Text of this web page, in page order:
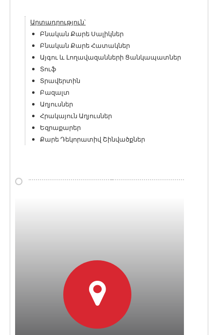
Արտադրություն՝
Բնական Քարե Սալիկներ
Բնական Քարե Հատակներ
Այգու և Լողավազանների Ցանկապատներ
Տուֆ
Տրավերտին
Բազալտ
Աղյուսներ
Հրակայուն Աղյուսներ
Եզրաքարեր
Քարե Դեկորատիվ Շինվածքներ